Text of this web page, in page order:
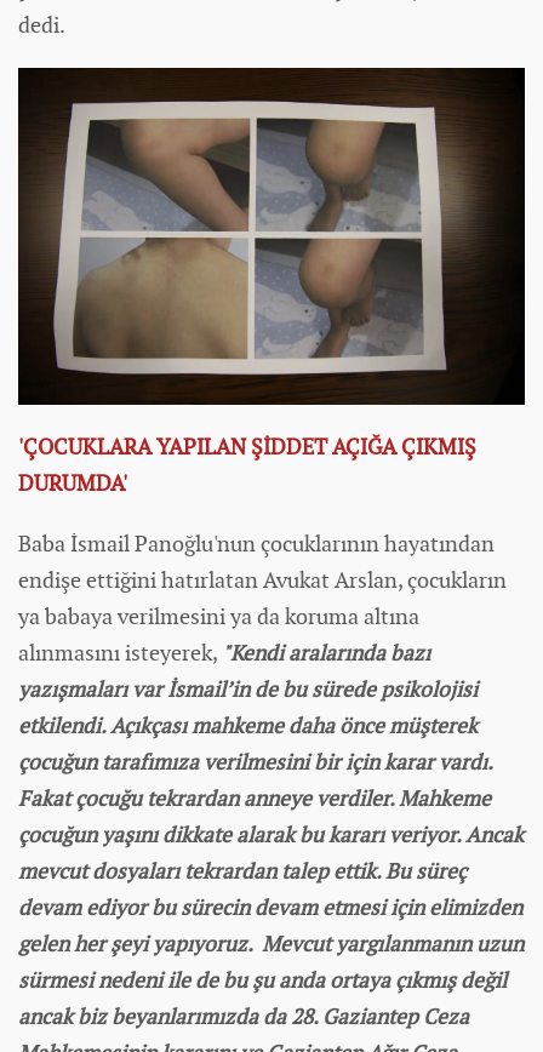
dedi.
'ÇOCUKLARA YAPILAN ŞİDDET AÇIĞA ÇIKMIŞ
DURUMDA'
Baba İsmail Panoğlu'nun çocuklarının hayatından
endişe ettiğini hatırlatan Avukat Arslan, çocukların
ya babaya verilmesini ya da koruma altına
alınmasını isteyerek, "Kendi aralarında bazı
yazışmaları var İsmail’in de bu sürede psikolojisi
etkilendi. Açıkçası mahkeme daha önce müşterek
çocuğun tarafımıza verilmesini bir için karar vardı.
Fakat çocuğu tekrardan anneye verdiler. Mahkeme
çocuğun yaşını dikkate alarak bu kararı veriyor. Ancak
mevcut dosyaları tekrardan talep ettik. Bu süreç
devam ediyor bu sürecin devam etmesi için elimizden
gelen her şeyi yapıyoruz. Mevcut yargılanmanın uzun
sürmesi nedeni ile de bu şu anda ortaya çıkmış değil
ancak biz beyanlarımızda da 28. Gaziantep Ceza